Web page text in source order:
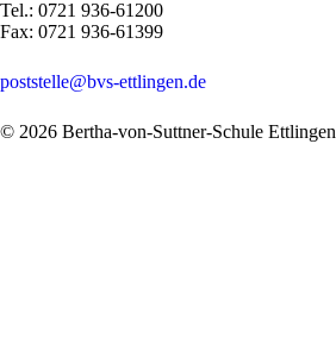
Tel.: 0721 936-61200
Fax: 0721 936-61399
poststelle@bvs-ettlingen.de
© 2026 Bertha-von-Suttner-Schule Ettlingen